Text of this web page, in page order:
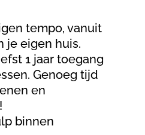
tempo, vanuit
je eigen huis.
1 jaar toegang
Genoeg tijd
en
binnen